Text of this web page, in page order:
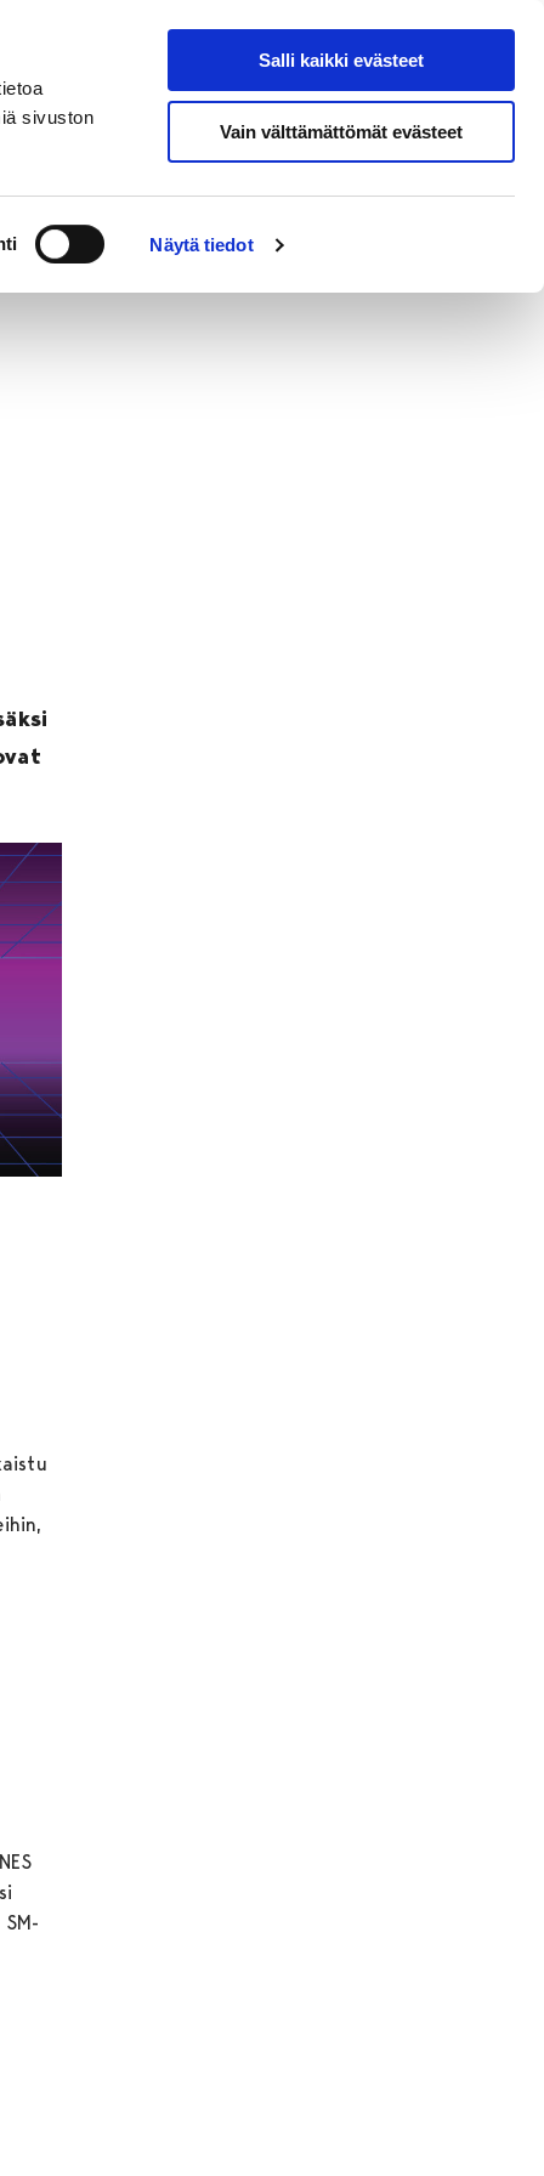
sivuston
Näytä tiedot
Salli kaikki evästeet
Vain välttämättömät evästeet
English
Hae sivustolta